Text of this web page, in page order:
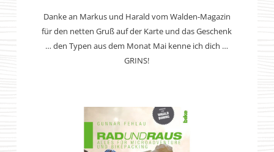
Danke an Markus und Harald vom Walden-Magazin
für den netten Gruß auf der Karte und das Geschenk
… den Typen aus dem Monat Mai kenne ich dich …
GRINS!